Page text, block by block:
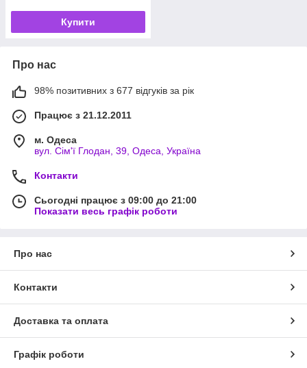
Купити
Про нас
98% позитивних з 677 відгуків за рік
Працює з 21.12.2011
м. Одеса
вул. Сім'ї Глодан, 39, Одеса, Україна
Контакти
Сьогодні працює з 09:00 до 21:00
Показати весь графік роботи
Про нас
Контакти
Доставка та оплата
Графік роботи